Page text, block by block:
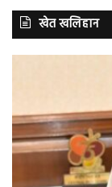
खेत खलिहान